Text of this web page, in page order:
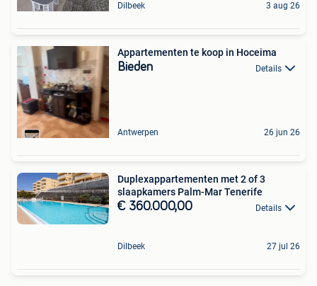
Dilbeek 3 aug 26
Appartementen te koop in Hoceima
Bieden Details
Antwerpen 26 jun 26
Duplexappartementen met 2 of 3
slaapkamers Palm-Mar Tenerife
€ 360.000,00 Details
Dilbeek 27 jul 26